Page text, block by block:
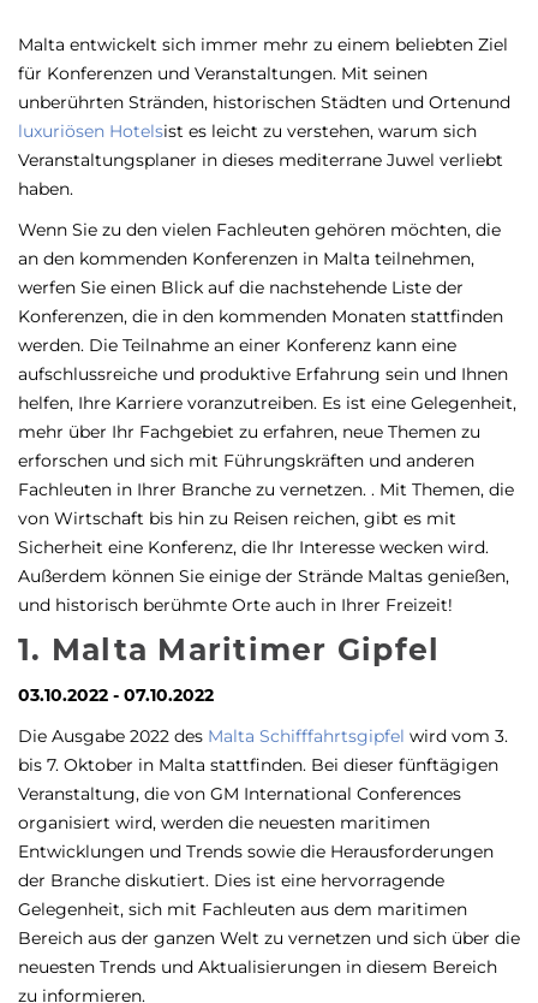
Malta entwickelt sich immer mehr zu einem beliebten Ziel
für Konferenzen und Veranstaltungen. Mit seinen
unberührten Stränden, historischen Städten und Ortenund
luxuriösen Hotelsist es leicht zu verstehen, warum sich
Veranstaltungsplaner in dieses mediterrane Juwel verliebt
haben.
Wenn Sie zu den vielen Fachleuten gehören möchten, die
an den kommenden Konferenzen in Malta teilnehmen,
werfen Sie einen Blick auf die nachstehende Liste der
Konferenzen, die in den kommenden Monaten stattfinden
werden. Die Teilnahme an einer Konferenz kann eine
aufschlussreiche und produktive Erfahrung sein und Ihnen
helfen, Ihre Karriere voranzutreiben. Es ist eine Gelegenheit,
mehr über Ihr Fachgebiet zu erfahren, neue Themen zu
erforschen und sich mit Führungskräften und anderen
Fachleuten in Ihrer Branche zu vernetzen. . Mit Themen, die
von Wirtschaft bis hin zu Reisen reichen, gibt es mit
Sicherheit eine Konferenz, die Ihr Interesse wecken wird.
Außerdem können Sie einige der Strände Maltas genießen,
und historisch berühmte Orte auch in Ihrer Freizeit!
1. Malta Maritimer Gipfel
03.10.2022 - 07.10.2022
Die Ausgabe 2022 des Malta Schifffahrtsgipfel wird vom 3.
bis 7. Oktober in Malta stattfinden. Bei dieser fünftägigen
Veranstaltung, die von GM International Conferences
organisiert wird, werden die neuesten maritimen
Entwicklungen und Trends sowie die Herausforderungen
der Branche diskutiert. Dies ist eine hervorragende
Gelegenheit, sich mit Fachleuten aus dem maritimen
Bereich aus der ganzen Welt zu vernetzen und sich über die
neuesten Trends und Aktualisierungen in diesem Bereich
zu informieren.